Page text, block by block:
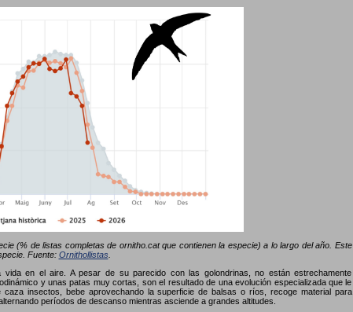
(% de listas completas de ornitho.cat que contienen la especie) a lo largo del año. Este
Fuente: Ornithollistas.
en el aire. A pesar de su parecido con las golondrinas, no están estrechamente
y unas patas muy cortas, son el resultado de una evolución especializada que le
insectos, bebe aprovechando la superficie de balsas o ríos, recoge material para
períodos de descanso mientras asciende a grandes altitudes.